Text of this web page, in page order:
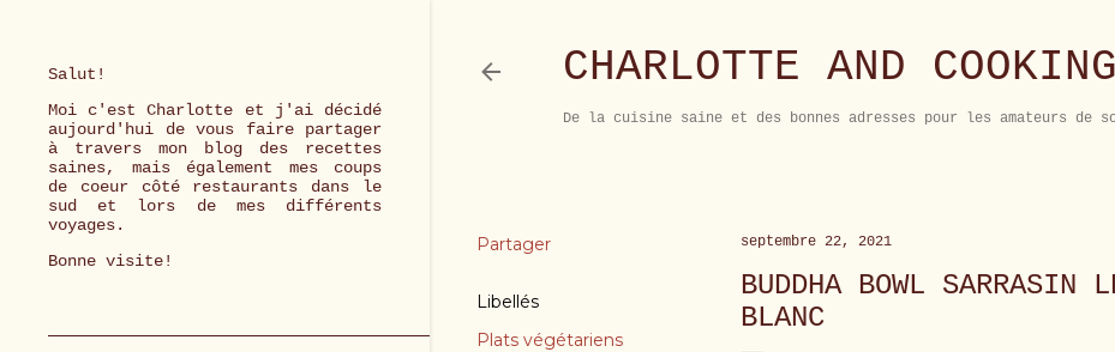
CHARLOTTE AND COOKING
De la cuisine saine et des bonnes adresses pour les amateurs de
Partager
Libellés
Plats végétariens
septembre 22, 2021
BUDDHA BOWL SARRASIN
BLANC
Salut!
Moi c'est Charlotte et j'ai décidé
aujourd'hui de vous faire partager
à travers mon blog des recettes
saines, mais également mes coups
de coeur côté restaurants dans le
sud et lors de mes différents
voyages.
Bonne visite!